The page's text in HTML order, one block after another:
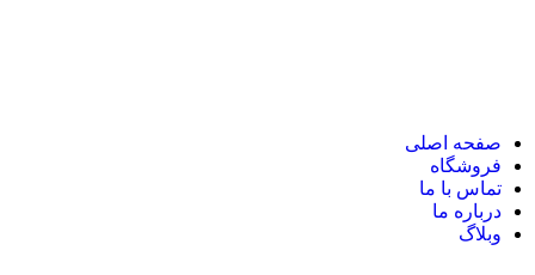
صفحه اصلی
فروشگاه
تماس با ما
درباره ما
وبلاگ